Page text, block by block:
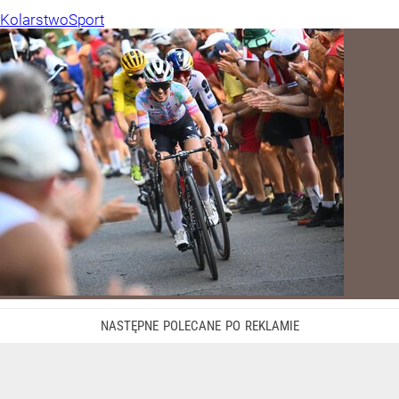
KolarstwoSport